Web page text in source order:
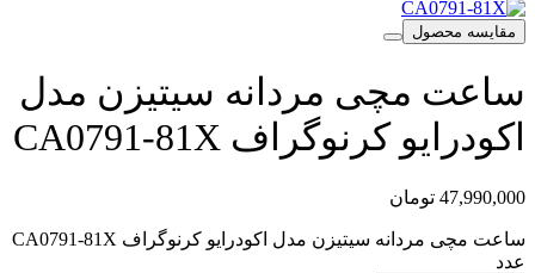
مقایسه محصول
ساعت مچی مردانه سیتیزن مدل
اکودرایو کرنوگراف CA0791-81X
47,990,000 تومان
ساعت مچی مردانه سیتیزن مدل اکودرایو کرنوگراف CA0791-81X
عدد